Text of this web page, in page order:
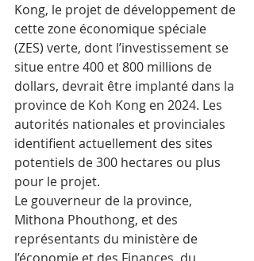
Kong, le projet de développement de
cette zone économique spéciale
(ZES) verte, dont l’investissement se
situe entre 400 et 800 millions de
dollars, devrait être implanté dans la
province de Koh Kong en 2024. Les
autorités nationales et provinciales
identifient actuellement des sites
potentiels de 300 hectares ou plus
pour le projet.
Le gouverneur de la province,
Mithona Phouthong, et des
représentants du ministère de
l’économie et des Finances, du